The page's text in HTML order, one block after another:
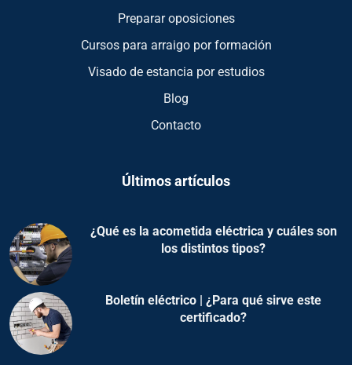
Preparar oposiciones
Cursos para arraigo por formación
Visado de estancia por estudios
Blog
Contacto
Últimos artículos
¿Qué es la acometida eléctrica y cuáles son
los distintos tipos?
Boletín eléctrico | ¿Para qué sirve este
certificado?